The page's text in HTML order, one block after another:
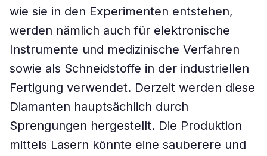
wie sie in den Experimenten entstehen,
werden nämlich auch für elektronische
Instrumente und medizinische Verfahren
sowie als Schneidstoffe in der industriellen
Fertigung verwendet. Derzeit werden diese
Diamanten hauptsächlich durch
Sprengungen hergestellt. Die Produktion
mittels Lasern könnte eine sauberere und